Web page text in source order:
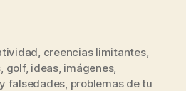
, creencias limitantes,
, golf, ideas, imágenes,
falsedades, problemas de tu